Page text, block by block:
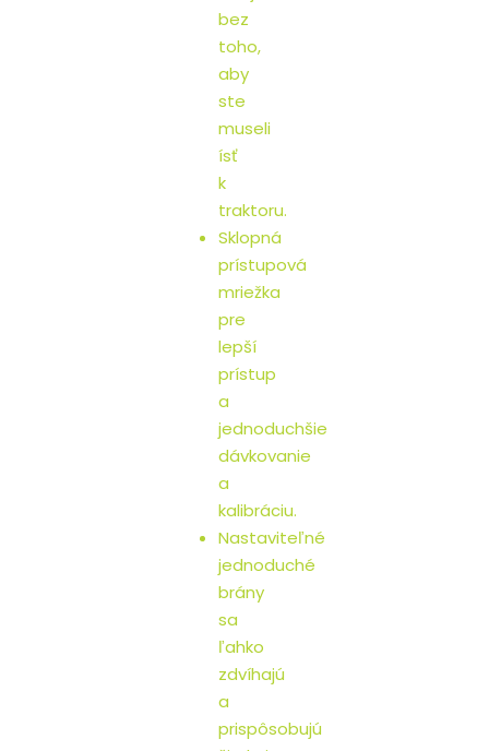
bez
toho,
aby
ste
museli
ísť
k
traktoru.
Sklopná
prístupová
mriežka
pre
lepší
prístup
a
jednoduchšie
dávkovanie
a
kalibráciu.
Nastaviteľné
jednoduché
brány
sa
ľahko
zdvíhajú
a
prispôsobujú